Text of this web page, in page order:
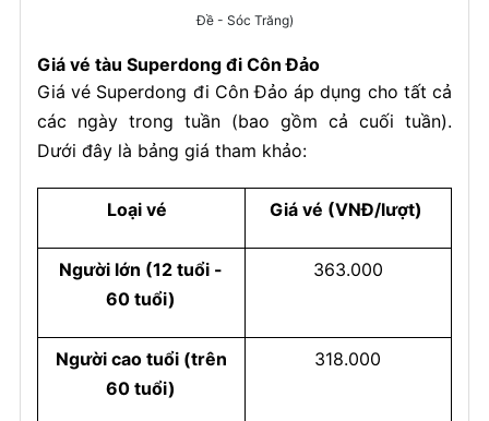
Đề - Sóc Trăng)
Giá vé tàu Superdong đi Côn Đảo
Giá vé Superdong đi Côn Đảo áp dụng cho tất cả
các ngày trong tuần (bao gồm cả cuối tuần).
Dưới đây là bảng giá tham khảo:
Loại vé Giá vé (VNĐ/lượt)
Người lớn (12 tuổi -
60 tuổi)
363.000
Người cao tuổi (trên
60 tuổi)
318.000